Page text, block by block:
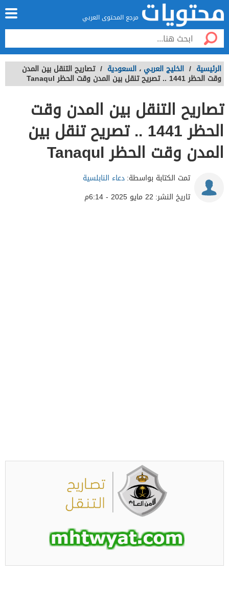
مرجع المحتوى العربي
الرئيسية / الخليج العربي ، السعودية / تصاريح التنقل بين المدن
وقت الحظر 1441 .. تصريح تنقل بين المدن وقت الحظر Tanaqul
تصاريح التنقل بين المدن وقت
الحظر 1441 .. تصريح تنقل بين
المدن وقت الحظر Tanaqul
تمت الكتابة بواسطة:دعاء النابلسية
تاريخ النشر: 22 مايو 2025 - 6:14م